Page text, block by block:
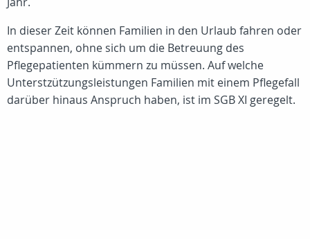
In dieser Zeit können Familien in den Urlaub fahren oder
entspannen, ohne sich um die Betreuung des
Pflegepatienten kümmern zu müssen. Auf welche
Unterstzützungsleistungen Familien mit einem Pflegefall
darüber hinaus Anspruch haben, ist im SGB XI geregelt.